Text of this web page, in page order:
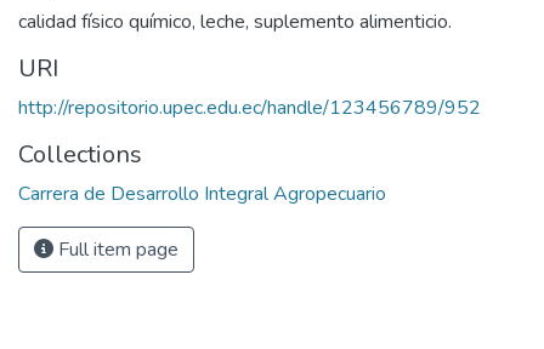
calidad físico químico, leche, suplemento alimenticio.
URI
http://repositorio.upec.edu.ec/handle/123456789/952
Collections
Carrera de Desarrollo Integral Agropecuario
Full item page